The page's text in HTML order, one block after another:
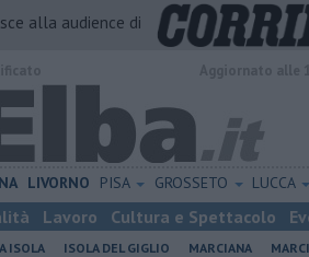
alla audience di
LIVORNO PISA GROSSETO LUCCA
Lavoro Cultura e Spettacolo
ISOLA ISOLA DEL GIGLIO MARCIANA